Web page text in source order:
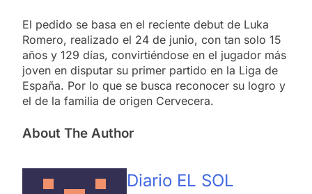
El pedido se basa en el reciente debut de Luka
Romero, realizado el 24 de junio, con tan solo 15
años y 129 días, convirtiéndose en el jugador más
joven en disputar su primer partido en la Liga de
España. Por lo que se busca reconocer su logro y
el de la familia de origen Cervecera.
About The Author
Diario EL SOL